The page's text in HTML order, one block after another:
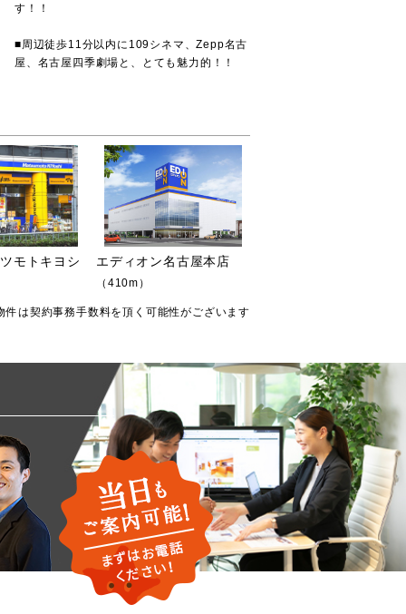
す！！
■周辺徒歩11分以内に109シネマ、Zepp名古
屋、名古屋四季劇場と、とても魅力的！！
モトキヨシ エディオン名古屋本店
（410m）
は契約事務手数料を頂く可能性がございます